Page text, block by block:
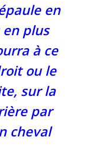
en
plus
à ce
ou le
sur la
par
cheval